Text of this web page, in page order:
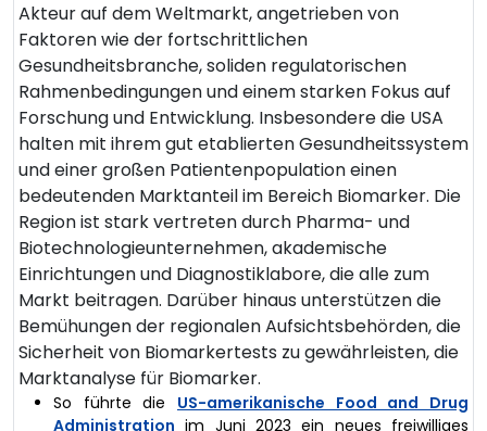
Akteur auf dem Weltmarkt, angetrieben von
Faktoren wie der fortschrittlichen
Gesundheitsbranche, soliden regulatorischen
Rahmenbedingungen und einem starken Fokus auf
Forschung und Entwicklung. Insbesondere die USA
halten mit ihrem gut etablierten Gesundheitssystem
und einer großen Patientenpopulation einen
bedeutenden Marktanteil im Bereich Biomarker. Die
Region ist stark vertreten durch Pharma- und
Biotechnologieunternehmen, akademische
Einrichtungen und Diagnostiklabore, die alle zum
Markt beitragen. Darüber hinaus unterstützen die
Bemühungen der regionalen Aufsichtsbehörden, die
Sicherheit von Biomarkertests zu gewährleisten, die
Marktanalyse für Biomarker.
So führte die US-amerikanische Food and Drug
Administration im Juni 2023 ein neues freiwilliges